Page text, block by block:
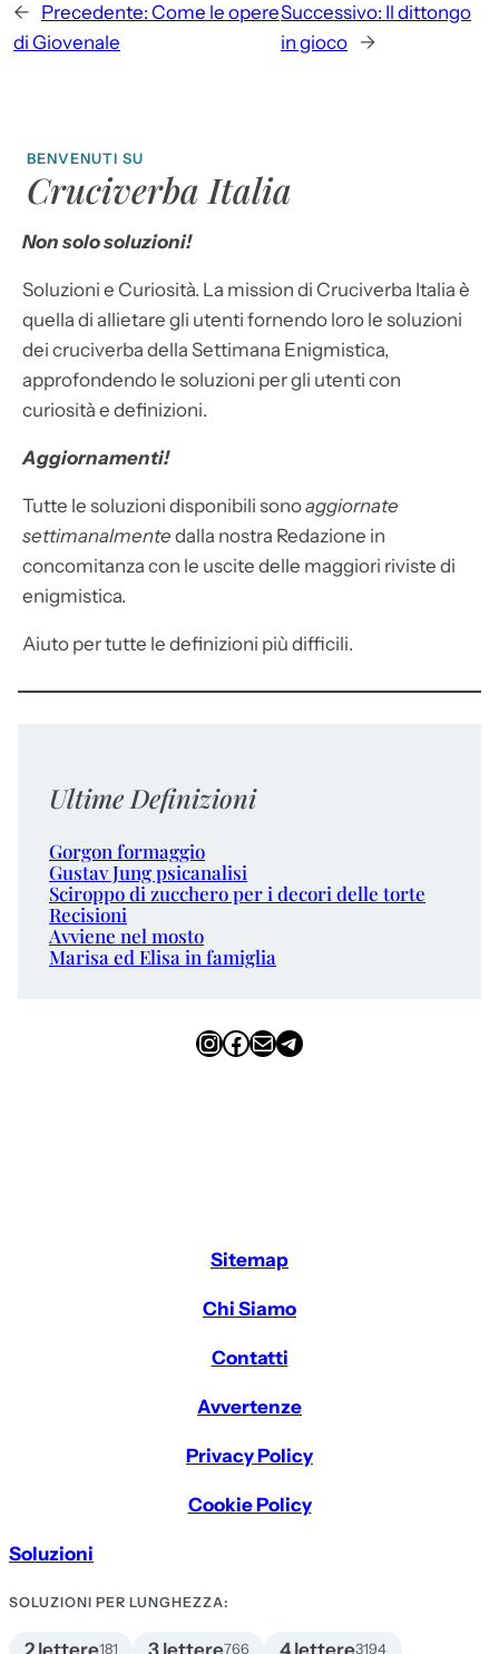
← Precedente: Come le opere
di Giovenale
Successivo: Il dittongo
in gioco →
BENVENUTI SU
Cruciverba Italia
Non solo soluzioni!
Soluzioni e Curiosità. La mission di Cruciverba Italia è
quella di allietare gli utenti fornendo loro le soluzioni
dei cruciverba della Settimana Enigmistica,
approfondendo le soluzioni per gli utenti con
curiosità e definizioni.
Aggiornamenti!
Tutte le soluzioni disponibili sonoaggiornate
settimanalmente dalla nostra Redazione in
concomitanza con le uscite delle maggiori riviste di
enigmistica.
Aiuto per tutte le definizioni più difficili.
Ultime Definizioni
Gorgon formaggio
Gustav Jung psicanalisi
Sciroppo di zucchero per i decori delle torte
Recisioni
Avviene nel mosto
Marisa ed Elisa in famiglia
InstagramFacebook Email Telegram
Sitemap
Chi Siamo
Contatti
Avvertenze
Privacy Policy
Cookie Policy
Soluzioni
SOLUZIONI PER LUNGHEZZA:
181 766 3194